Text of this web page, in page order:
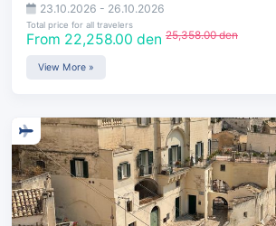
23.10.2026 - 26.10.2026
Total price for all travelers
From 22,258.00 den 25,358.00 den
View More »